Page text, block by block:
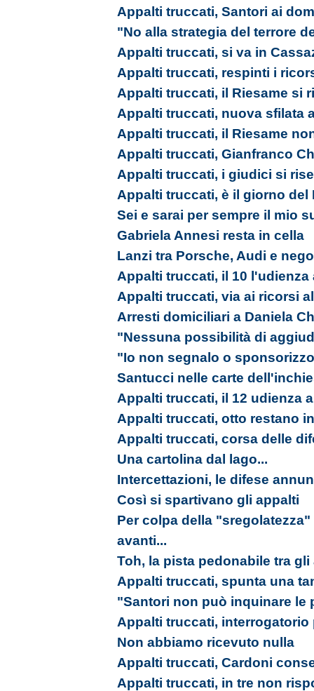
Appalti truccati, Santori ai
"No alla strategia del terrore
Appalti truccati, si va in
Appalti truccati, respinti i
Appalti truccati, il Riesame si
Appalti truccati, nuova sfilata
Appalti truccati, il Riesame
Appalti truccati, Gianfranco
Appalti truccati, i giudici si
Appalti truccati, è il giorno del
Sei e sarai per sempre il mio
Gabriela Annesi resta in cella
Lanzi tra Porsche, Audi e
Appalti truccati, il 10 l'udienza
Appalti truccati, via ai ricorsi
Arresti domiciliari a Daniela
"Nessuna possibilità di
"Io non segnalo o
Santucci nelle carte
Appalti truccati, il 12 udienza
Appalti truccati, otto restano
Appalti truccati, corsa delle
Una cartolina dal lago...
Intercettazioni, le difese
Così si spartivano gli appalti
Per colpa della
avanti...
Toh, la pista pedonabile tra
Appalti truccati, spunta una
"Santori non può inquinare le
Appalti truccati, interrogatorio
Non abbiamo ricevuto nulla
Appalti truccati, Cardoni
Appalti truccati, in tre non